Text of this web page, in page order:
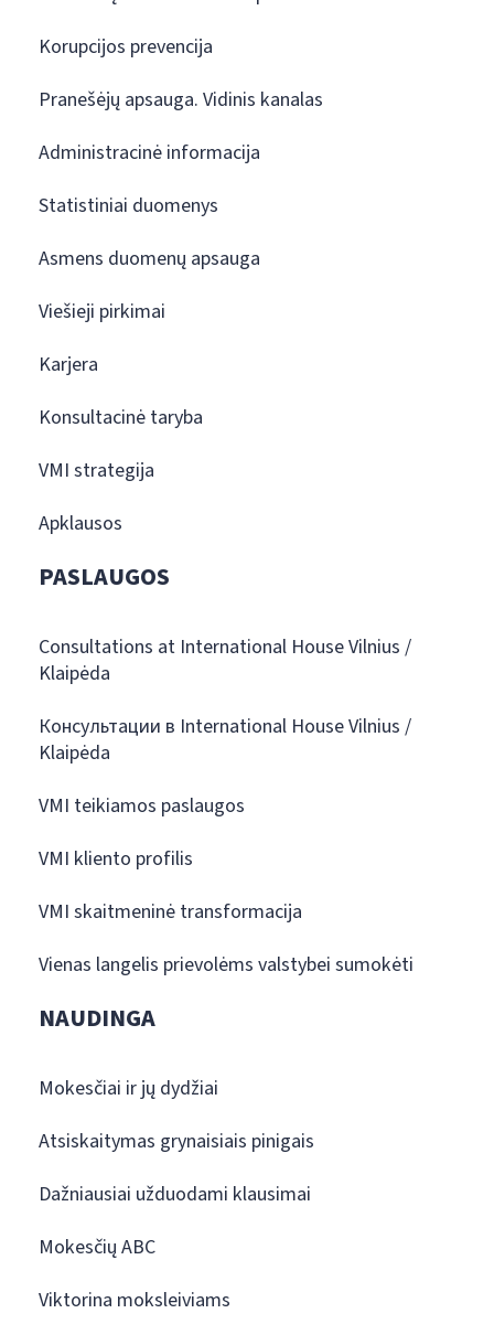
Korupcijos prevencija
Pranešėjų apsauga. Vidinis kanalas
Administracinė informacija
Statistiniai duomenys
Asmens duomenų apsauga
Viešieji pirkimai
Karjera
Konsultacinė taryba
VMI strategija
Apklausos
PASLAUGOS
Consultations at International House Vilnius /
Klaipėda
Консультации в International House Vilnius /
Klaipėda
VMI teikiamos paslaugos
VMI kliento profilis
VMI skaitmeninė transformacija
Vienas langelis prievolėms valstybei sumokėti
NAUDINGA
Mokesčiai ir jų dydžiai
Atsiskaitymas grynaisiais pinigais
Dažniausiai užduodami klausimai
Mokesčių ABC
Viktorina moksleiviams